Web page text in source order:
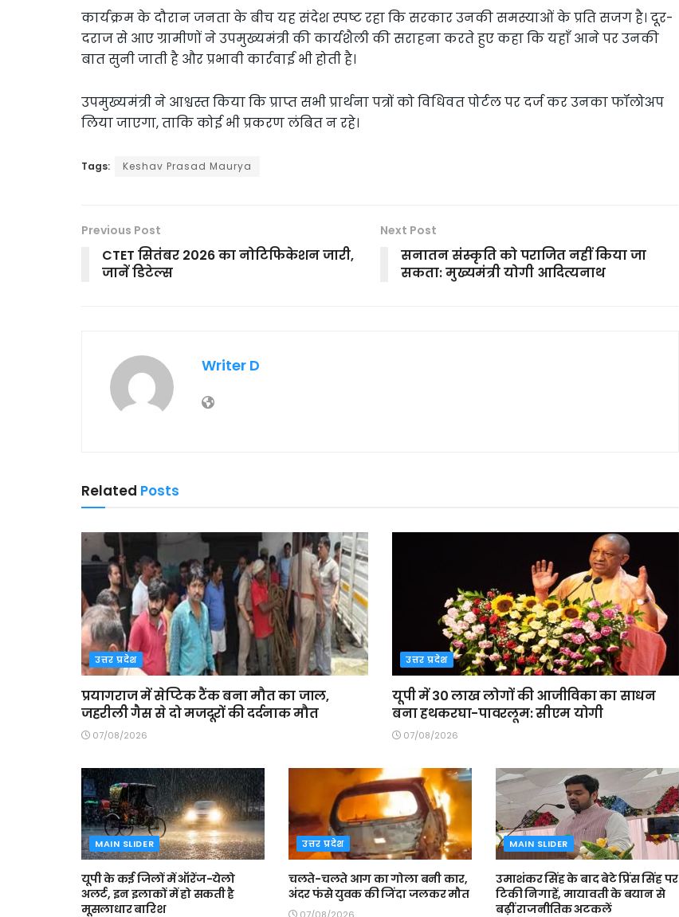
कार्यक्रम के दौरान जनता के बीच यह संदेश स्पष्ट रहा कि सरकार उनकी समस्याओं के प्रति सजग है। दूर-
दराज से आए ग्रामीणों ने उपमुख्यमंत्री की कार्यशैली की सराहना करते हुए कहा कि यहाँ आने पर उनकी
बात सुनी जाती है और प्रभावी कार्रवाई भी होती है।
उपमुख्यमंत्री ने आश्वस्त किया कि प्राप्त सभी प्रार्थना पत्रों को विधिवत पोर्टल पर दर्ज कर उनका फॉलोअप
लिया जाएगा, ताकि कोई भी प्रकरण लंबित न रहे।
Tags: Keshav Prasad Maurya
Previous Post
CTET सितंबर 2026 का नोटिफिकेशन जारी,
जानें डिटेल्स
Next Post
सनातन संस्कृति को पराजित नहीं किया जा
सकता: मुख्यमंत्री योगी आदित्यनाथ
Writer D
Related Posts
उत्तर प्रदेश
प्रयागराज में सेप्टिक टैंक बना मौत का जाल,
जहरीली गैस से दो मजदूरों की दर्दनाक मौत
07/08/2026
उत्तर प्रदेश
यूपी में 30 लाख लोगों की आजीविका का साधन
बना हथकरघा-पावरलूम: सीएम योगी
07/08/2026
MAIN SLIDER
यूपी के कई जिलों में ऑरेंज-येलो
अलर्ट, इन इलाकों में हो सकती है
मूसलाधार बारिश
उत्तर प्रदेश
चलते-चलते आग का गोला बनी कार,
अंदर फंसे युवक की जिंदा जलकर मौत
07/08/2026
MAIN SLIDER
उमाशंकर सिंह के बाद बेटे प्रिंस सिंह पर
टिकी निगाहें, मायावती के बयान से
बढ़ीं राजनीतिक अटकलें